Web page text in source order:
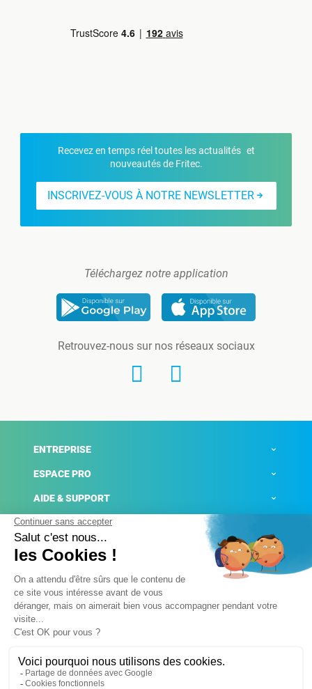
Recevez en temps réel toutes les actualités et
nouveautés de Fritec.
INSCRIVEZ-VOUS À NOTRE NEWSLETTER
Téléchargez notre application
Retrouvez-nous sur nos réseaux sociaux
ENTREPRISE
ESPACE PRO
AIDE & SUPPORT
ACTUALITÉS
Mentions légales
Conditions générales de ventes